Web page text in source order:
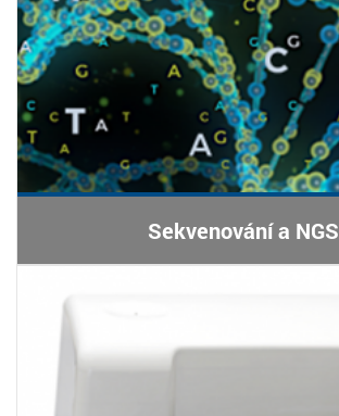
Sekvenování a NGS